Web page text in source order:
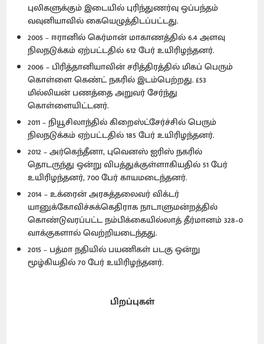
புலிகளுக்கும் இடையில் புரிந்துணர்வு ஒப்பந்தம்
வவுனியாவில் கையெழுத்திடப்பட்டது.
2005 – ஈரானில் கெர்மான் மாகாணத்தில் 6.4 அளவு
நிலநடுக்கம் ஏற்பட்டதில் 612 பேர் உயிரிழந்தனர்.
2006 – பிரித்தானியாவின் சரித்திரத்தில் மிகப் பெரும்
கொள்ளை கெண்ட் நகரில் இடம்பெற்றது. £53
மில்லியன் பணத்தை அறுவர் சேர்ந்து
கொள்ளையிட்டனர்.
2011 – நியூசிலாந்தில் கிறைஸ்ட்சேர்ச்சில் பெரும்
நிலநடுக்கம் ஏற்பட்டதில் 185 பேர் உயிரிழந்தனர்.
2012 – அர்கெந்தீனா, புவெனஸ் ஐரிஸ் நகரில்
தொடருந்து ஒன்று விபத்துக்குள்ளாகியதில் 51 பேர்
உயிரிழந்தனர், 700 பேர் காயமடைந்தனர்.
2014 – உக்ரைன் அரசுத்தலைவர் விக்டர்
யானுக்கோவிச்சுக்கெதிராக நாடாளுமன்றத்தில்
கொண்டுவரப்பட்ட நம்பிக்கையில்லாத் தீர்மானம் 328–0
வாக்குகளால் வெற்றியடைந்தது.
2015 – பத்மா நதியில் பயணிகள் படகு ஒன்று
மூழ்கியதில் 70 பேர் உயிரிழந்தனர்.
பிறப்புகள்